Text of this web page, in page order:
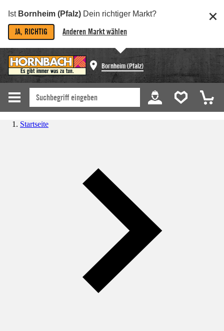
Ist Bornheim (Pfalz) Dein richtiger Markt?
JA, RICHTIG Anderen Markt wählen
Bornheim (Pfalz)
Startseite